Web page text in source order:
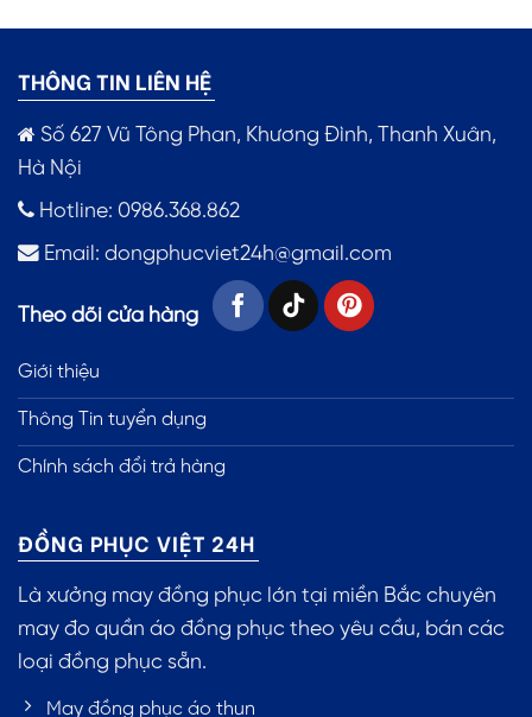
THÔNG TIN LIÊN HỆ
Số 627 Vũ Tông Phan, Khương Đình, Thanh Xuân,
Hà Nội
Hotline: 0986.368.862
Email: dongphucviet24h@gmail.com
Theo dõi cửa hàng
Giới thiệu
Thông Tin tuyển dụng
Chính sách đổi trả hàng
ĐỒNG PHỤC VIỆT 24H
Là xưởng may đồng phục lớn tại miền Bắc chuyên
may đo quần áo đồng phục theo yêu cầu, bán các
loại đồng phục sẵn.
May đồng phục áo thun